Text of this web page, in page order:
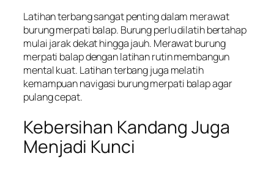
Latihan terbang sangat penting dalam merawat
burung merpati balap. Burung perlu dilatih bertahap
mulai jarak dekat hingga jauh. Merawat burung
merpati balap dengan latihan rutin membangun
mental kuat. Latihan terbang juga melatih
kemampuan navigasi burung merpati balap agar
pulang cepat.
Kebersihan Kandang Juga
Menjadi Kunci